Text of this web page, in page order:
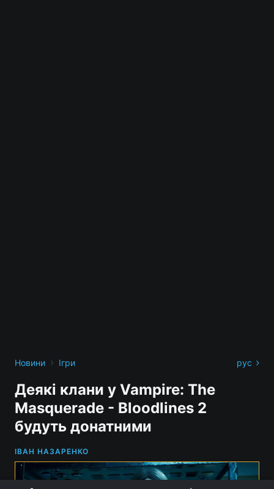
Новини › Ігри рус
Деякі клани у Vampire: The
Masquerade - Bloodlines 2
будуть донатними
ІВАН НАЗАРЕНКО